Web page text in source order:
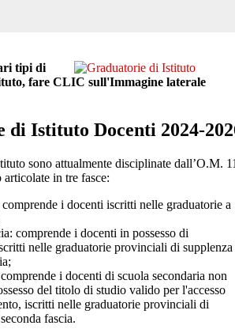
tipi di
fare CLIC sull'Immagine laterale
di Istituto Docenti 2024-
sono attualmente disciplinate dall’O.M.
in tre fasce:
i docenti iscritti nelle graduatorie a
comprende i docenti in possesso di
nelle graduatorie provinciali di supplenza
i docenti di scuola secondaria non
del titolo di studio valido per l'accesso
iscritti nelle graduatorie provinciali di
fascia.